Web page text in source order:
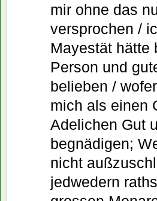
mir ohne das
versprochen /
Mayestät hätte
Person und
belieben /
mich als einen
Adelichen Gut
begnädigen;
nicht
jedwedern